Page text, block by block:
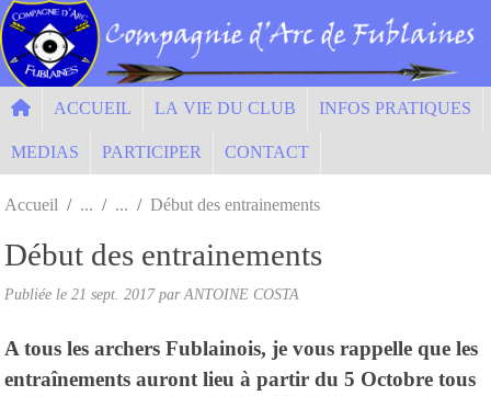
ACCUEIL LA VIE DU CLUB INFOS PRATIQUES
MEDIAS PARTICIPER CONTACT
Accueil Début des entrainements
Début des entrainements
Publiée le 21 sept. 2017par ANTOINE COSTA
A tous les archers Fublainois, je vous rappelle que les
entraînements auront lieu à partir du 5 Octobre tous
Panneau de gestion des cookies